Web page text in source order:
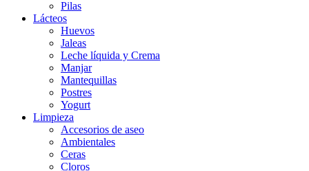
Pilas
Lácteos
Huevos
Jaleas
Leche líquida y Crema
Manjar
Mantequillas
Postres
Yogurt
Limpieza
Accesorios de aseo
Ambientales
Ceras
Cloros